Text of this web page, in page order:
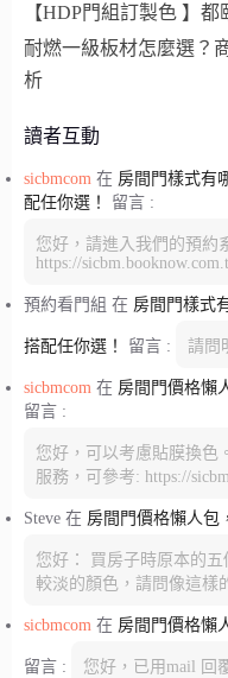
【HDP門組訂製色 】
耐燃一級板材怎麼選？
析
讀者互動
sicbmcom 在 房間門樣式有
配任你選！
留言 :
您好，請進入我們的預約
https://
預約看門組 在 房間門樣式
搭配任你選！ 留言 : 請問
sicbmcom 在 房間門價格懶
留言 :
您好，可以考慮貼膜換色
服務，可參考: https://
Steve 在 房間門價格懶人包
您好： 買房子時原本的
較淡的顏色，請問像這樣
sicbmcom 在 房間門價格懶
留言 : 您好，已用mail 回